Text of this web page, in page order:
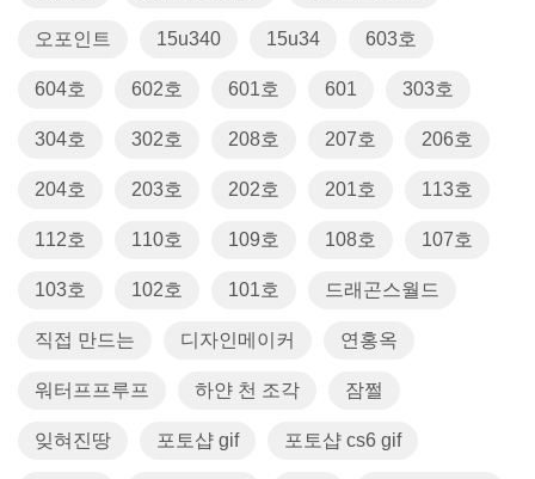
오포인트 15u340 15u34 603호
604호 602호 601호 601 303호
304호 302호 208호 207호 206호
204호 203호 202호 201호 113호
112호 110호 109호 108호 107호
103호 102호 101호 드래곤스월드
직접 만드는 디자인메이커 연홍옥
워터프프루프 하얀 천 조각 잠쩔
잊혀진땅 포토샵 gif 포토샵 cs6 gif